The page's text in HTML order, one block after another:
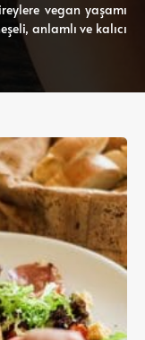
vegan yaşamı
anlamlı ve kalıcı